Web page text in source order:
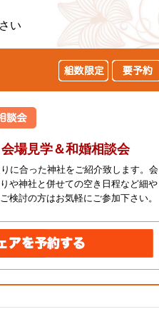
い
会場見学＆和婚相談会
に合った神社をご紹介致します。会
や神社と併せての空き日程など細や
検討の方はお気軽にご参加下さい。